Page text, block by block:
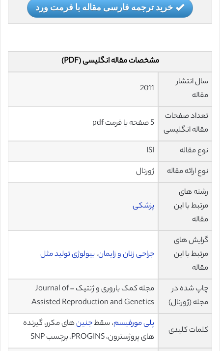
خرید ترجمه فارسی مقاله با فرمت ورد
مشخصات مقاله انگلیسی (PDF)
سال انتشار
مقاله
2011
تعداد صفحات
مقاله انگلیسی
5 صفحه با فرمت pdf
نوع مقاله
ISI
نوع ارائه مقاله
ژورنال
رشته های
مرتبط با این
مقاله
پزشکی
گرایش های
مرتبط با این
مقاله
جراحی زنان و زایمان،بیولوژی تولید مثل
چاپ شده در
مجله (ژورنال)
مجله کمک باروری و ژنتیک – Journal of
Assisted Reproduction and Genetics
کلمات کلیدی
پلی مورفیسم، سقطجنینهای مکرر، گیرنده
های پروژسترون، PROGINS، برچسب SNP